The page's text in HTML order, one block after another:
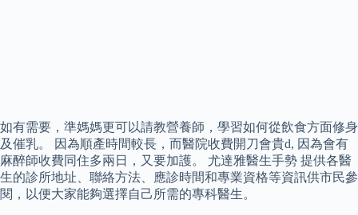
如有需要，準媽媽更可以請教營養師，學習如何從飲食方面修身
及催乳。 因為順產時間較長，而醫院收費開刀會貴d, 因為會有
麻醉師收費同住多兩日，又要加護。 尤達雅醫生手勢 提供各醫
生的診所地址、聯絡方法、應診時間和專業資格等資訊供市民參
閱，以便大家能夠選擇自己所需的專科醫生。